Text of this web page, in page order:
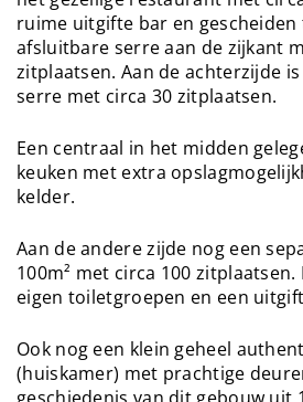
ruime uitgifte bar en
afsluitbare serre aan de zijkant
zitplaatsen. Aan de achterzijde
serre met circa 30 zitplaatsen.
Een centraal in het midden
keuken met extra
kelder.
Aan de andere zijde nog een
100m² met circa 100 zitplaatsen.
eigen toiletgroepen en een
Ook nog een klein geheel
(huiskamer) met prachtige